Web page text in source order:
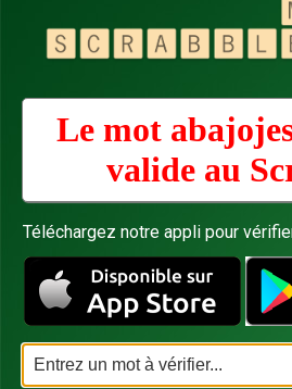
Le mot
valide au
Téléchargez notre appli pour